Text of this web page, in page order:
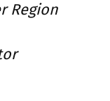
Region